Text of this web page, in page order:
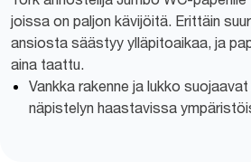
joissa on paljon kävijöitä. Erittäin
ansiosta säästyy ylläpitoaikaa, ja
aina taattu.
Vankka rakenne ja lukko
näpistelyn haastavissa